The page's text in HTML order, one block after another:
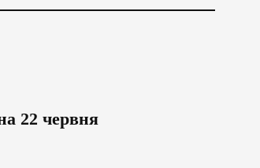
22 червня